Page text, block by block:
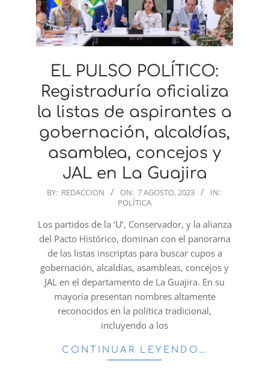
EL PULSO POLÍTICO:
Registraduría oficializa
la listas de aspirantes a
gobernación, alcaldías,
asamblea, concejos y
JAL en La Guajira
2023-
07
BY: REDACCION ON: 7 AGOSTO, 2023
IN:
POLÍTICA
Los partidos de la ‘U’, Conservador, y la alianza
del Pacto Histórico, dominan con el panorama
de las listas inscriptas para buscar cupos a
gobernación, alcaldías, asambleas, concejos y
JAL en el departamento de La Guajira. En su
mayoría presentan nombres altamente
reconocidos en la política tradicional,
incluyendo a los
CONTINUAR LEYENDO…